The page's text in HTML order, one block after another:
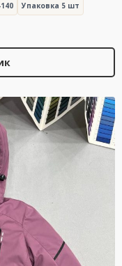
Упаковка 5 шт